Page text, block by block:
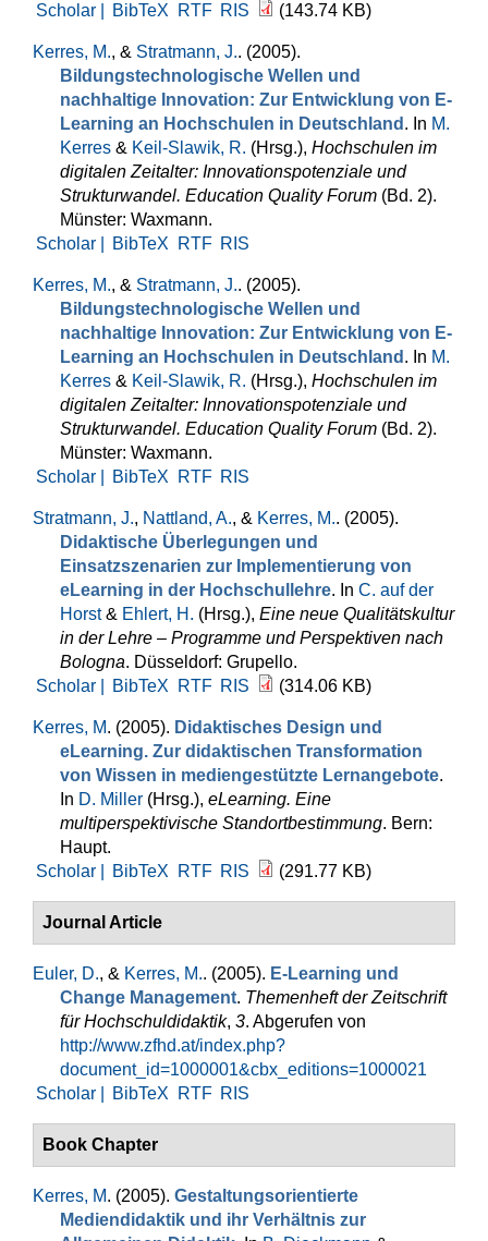
Scholar |
BibTeX RTF RIS (143.74 KB)
Kerres, M., & Stratmann, J.. (2005).
Bildungstechnologische Wellen und
nachhaltige Innovation: Zur Entwicklung von E-
Learning an Hochschulen in Deutschland . In M.
Kerres & Keil-Slawik, R. (Hrsg.), Hochschulen im
digitalen Zeitalter: Innovationspotenziale und
Strukturwandel. Education Quality Forum (Bd. 2).
Münster: Waxmann.
Scholar |
BibTeX RTF RIS
Kerres, M., & Stratmann, J.. (2005).
Bildungstechnologische Wellen und
nachhaltige Innovation: Zur Entwicklung von E-
Learning an Hochschulen in Deutschland . In M.
Kerres & Keil-Slawik, R. (Hrsg.), Hochschulen im
digitalen Zeitalter: Innovationspotenziale und
Strukturwandel. Education Quality Forum (Bd. 2).
Münster: Waxmann.
Scholar |
BibTeX RTF RIS
Stratmann, J., Nattland, A., & Kerres, M.. (2005).
Didaktische Überlegungen und
Einsatzszenarien zur Implementierung von
eLearning in der Hochschullehre. In C. auf der
Horst& Ehlert, H. (Hrsg.), Eine neue Qualitätskultur
in der Lehre – Programme und Perspektiven nach
Bologna. Düsseldorf: Grupello.
Scholar |
BibTeX RTF RIS (314.06 KB)
Kerres, M. (2005). Didaktisches Design und
eLearning. Zur didaktischen Transformation
von Wissen in mediengestützte Lernangebote.
In D. Miller (Hrsg.), eLearning. Eine
multiperspektivische Standortbestimmung. Bern:
Haupt.
Scholar |
BibTeX RTF RIS (291.77 KB)
Journal Article
Euler, D., & Kerres, M.. (2005). E-Learning und
Change Management. Themenheft der Zeitschrift
für Hochschuldidaktik, 3. Abgerufen von
http://www.zfhd.at/index.php?
document_id=1000001&cbx_editions=1000021
Scholar |
BibTeX RTF RIS
Book Chapter
Kerres, M. (2005). Gestaltungsorientierte
Mediendidaktik und ihr Verhältnis zur